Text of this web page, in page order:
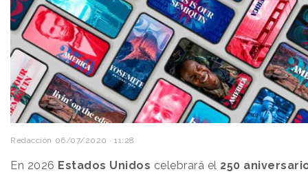
Redacción 06/07/2020 · 11:28
En 2026 Estados Unidos celebrará el 250